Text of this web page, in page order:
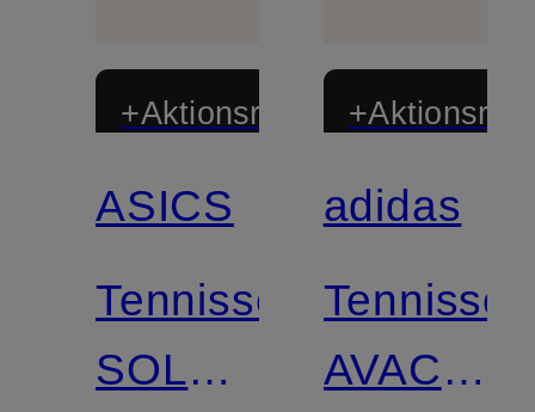
+Aktionsrabatt
ASICS
Tennisschuhe
SOLUTION
Zertifiziert
adidas